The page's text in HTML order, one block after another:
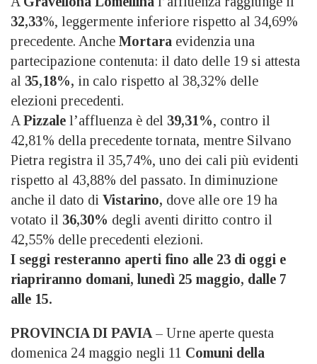
32,33%, leggermente inferiore rispetto al 34,69%
precedente. Anche Mortara evidenzia una
partecipazione contenuta: il dato delle 19 si attesta
al 35,18%, in calo rispetto al 38,32% delle
elezioni precedenti.
A Pizzale l’affluenza è del 39,31%, contro il
42,81% della precedente tornata, mentre Silvano
Pietra registra il 35,74%, uno dei cali più evidenti
rispetto al 43,88% del passato. In diminuzione
anche il dato di Vistarino, dove alle ore 19 ha
votato il 36,30% degli aventi diritto contro il
42,55% delle precedenti elezioni.
I seggi resteranno aperti fino alle 23 di oggi e
riapriranno domani, lunedì 25 maggio, dalle 7
alle 15.
PROVINCIA DI PAVIA – Urne aperte questa
domenica 24 maggio negli 11 Comuni della